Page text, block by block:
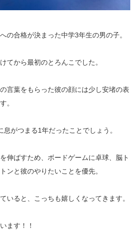
の合格が決まった中学3年生の男の子。
てから最初のとろんこでした。
言葉をもらった彼の顔には少し安堵の表
。
息がつまる1年だったことでしょう。
伸ばすため、ボードゲームに卓球、脳ト
ンと彼のやりたいことを優先。
いると、こっちも嬉しくなってきます。
ます！！